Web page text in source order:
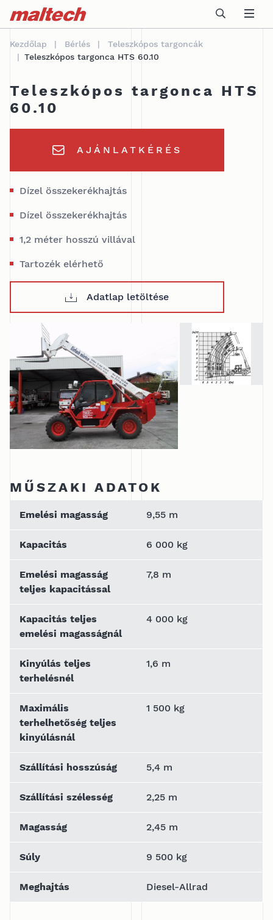
sr.skip-to.main-content
sr.skip-to.table-of-contents
sr.skip-to.main-navigation
Table Of Content
Műszaki adatok
Felhasználási terület
Kezdőlap Bérlés
Teleszkópos targoncák
Teleszkópos targonca HTS 60.10
Teleszkópos targonca HTS
60.10
AJÁNLATKÉRÉS
Dízel összekerékhajtás
Dízel összekerékhajtás
1,2 méter hosszú villával
Tartozék elérhető
Adatlap letöltése
MŰSZAKI ADATOK
Emelési magasság 9,55 m
Kapacitás 6 000 kg
Emelési magasság
teljes kapacitással
7,8 m
Kapacitás teljes
emelési magasságnál
4 000 kg
Kinyúlás teljes
terhelésnél
1,6 m
Maximális
terhelhetőség teljes
kinyúlásnál
1 500 kg
Szállítási hosszúság 5,4 m
Szállítási szélesség 2,25 m
Magasság 2,45 m
Súly 9 500 kg
Meghajtás Diesel-Allrad